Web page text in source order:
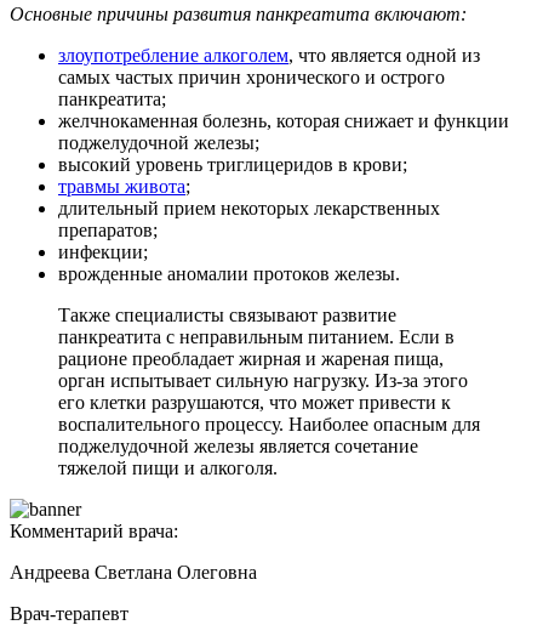
Основные причины развития панкреатита включают:
злоупотребление алкоголем, что является одной из
самых частых причин хронического и острого
панкреатита;
желчнокаменная болезнь, которая снижает и функции
поджелудочной железы;
высокий уровень триглицеридов в крови;
травмы живота;
длительный прием некоторых лекарственных
препаратов;
инфекции;
врожденные аномалии протоков железы.
Также специалисты связывают развитие
панкреатита с неправильным питанием. Если в
рационе преобладает жирная и жареная пища,
орган испытывает сильную нагрузку. Из-за этого
его клетки разрушаются, что может привести к
воспалительного процессу. Наиболее опасным для
поджелудочной железы является сочетание
тяжелой пищи и алкоголя.
Комментарий врача:
Андреева Светлана Олеговна
Врач-терапевт